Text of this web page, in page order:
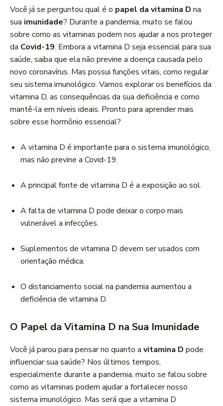
d
o
r
d
e
á
u
d
i
o
Você já se perguntou qual é o papel da vitamina D na
sua imunidade? Durante a pandemia, muito se falou
sobre como as vitaminas podem nos ajudar a nos proteger
da Covid-19. Embora a vitamina D seja essencial para sua
saúde, saiba que ela não previne a doença causada pelo
novo coronavírus. Mas possui funções vitais, como regular
seu sistema imunológico. Vamos explorar os benefícios da
vitamina D, as consequências da sua deficiência e como
mantê-la em níveis ideais. Pronto para aprender mais
sobre esse hormônio essencial?
A vitamina D é importante para o sistema imunológico,
mas não previne a Covid-19.
A principal fonte de vitamina D é a exposição ao sol.
A falta de vitamina D pode deixar o corpo mais
vulnerável a infecções.
Suplementos de vitamina D devem ser usados com
orientação médica.
O distanciamento social na pandemia aumentou a
deficiência de vitamina D.
O Papel da Vitamina D na Sua Imunidade
Você já parou para pensar no quanto a vitamina D pode
influenciar sua saúde? Nos últimos tempos,
especialmente durante a pandemia, muito se falou sobre
como as vitaminas podem ajudar a fortalecer nosso
sistema imunológico. Mas será que a vitamina D